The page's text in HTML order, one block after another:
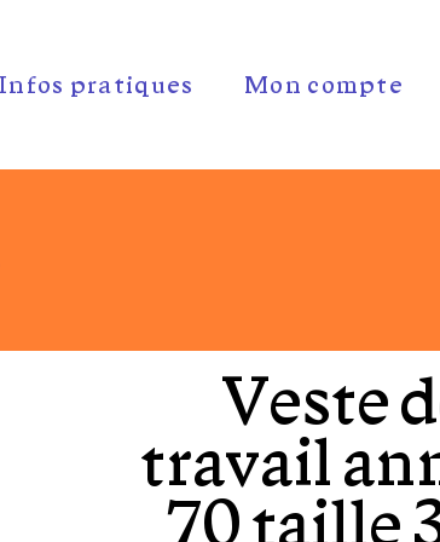
Infos pratiques Mon compte
Veste
travail
70 taille